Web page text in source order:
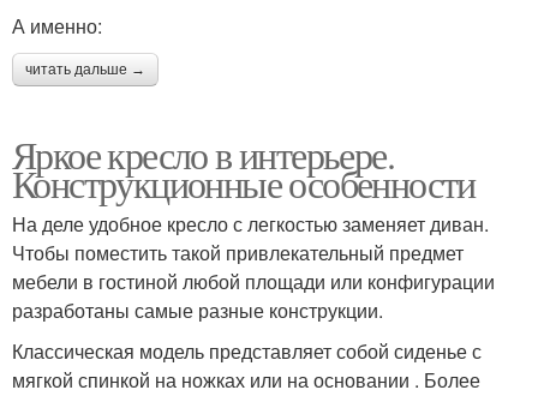
А именно:
читать дальше →
Яркое кресло в интерьере.
Конструкционные особенности
На деле удобное кресло с легкостью заменяет диван.
Чтобы поместить такой привлекательный предмет
мебели в гостиной любой площади или конфигурации
разработаны самые разные конструкции.
Классическая модель представляет собой сиденье с
мягкой спинкой на ножках или на основании . Более